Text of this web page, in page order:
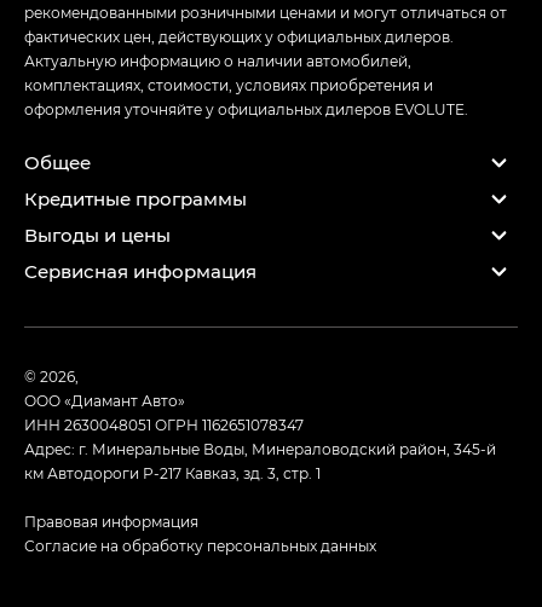
рекомендованными розничными ценами и могут отличаться от
фактических цен, действующих у официальных дилеров.
Актуальную информацию о наличии автомобилей,
комплектациях, стоимости, условиях приобретения и
оформления уточняйте у официальных дилеров EVOLUTE.
Общее
Кредитные программы
Выгоды и цены
Сервисная информация
© 2026,
ООО «Диамант Авто»
ИНН 2630048051 ОГРН 1162651078347
Адрес: г. Минеральные Воды, Минераловодский район, 345-й
км Автодороги Р-217 Кавказ, зд. 3, стр. 1
Правовая информация
Согласие на обработку персональных данных